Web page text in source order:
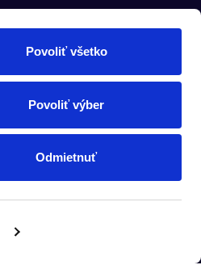
Povoliť všetko
Povoliť výber
Odmietnuť